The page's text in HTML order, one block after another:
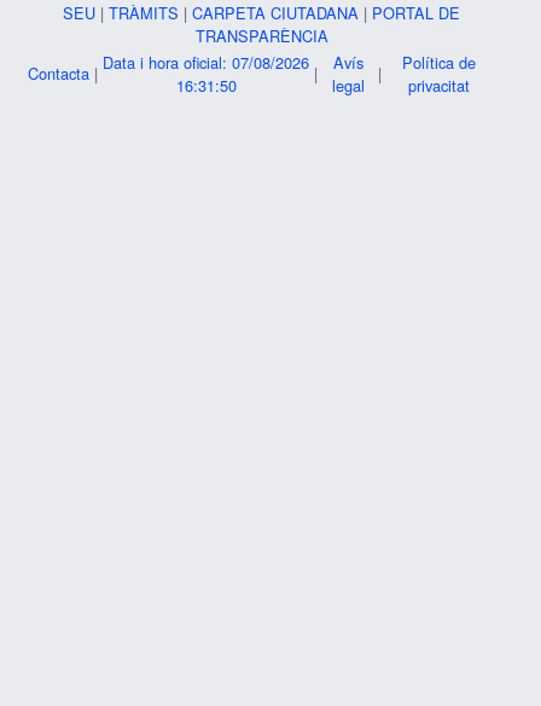
SEU | TRÀMITS | CARPETA CIUTADANA | PORTAL DE
TRANSPARÈNCIA
Contacta | Data i hora oficial: 07/08/2026
16:31:50
|
Avís
legal
|
Política de
privacitat